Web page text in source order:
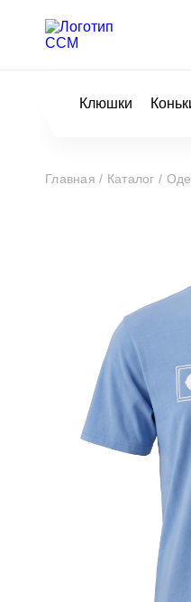
Клюшки
Главная / Каталог /